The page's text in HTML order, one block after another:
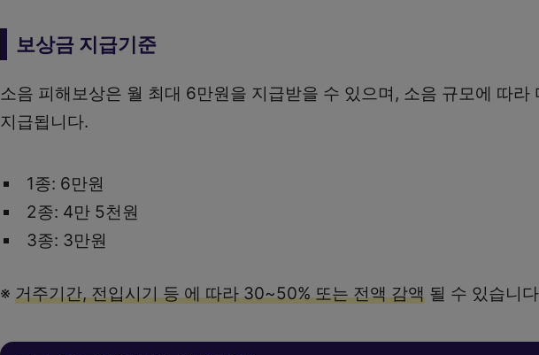
보상금 지급기준
소음 피해보상은 월 최대 6만원을 지급받을 수 있으며, 소음 규모에 따라
지급됩니다.
1종: 6만원
2종: 4만 5천원
3종: 3만원
※ 거주기간, 전입시기 등 에 따라 30~50% 또는 전액 감액 될 수 있습니